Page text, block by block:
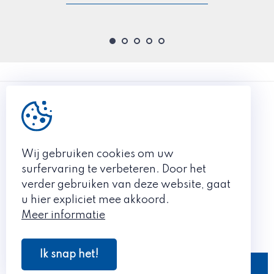
transportmiddel voor de bewoners.
LIONS CLUB TIELT 2026 ©
Made with
EEN INITIATIEF VAN
Wij gebruiken cookies om uw
surfervaring te verbeteren. Door het
verder gebruiken van deze website, gaat
u hier expliciet mee akkoord.
Meer informatie
Ik snap het!